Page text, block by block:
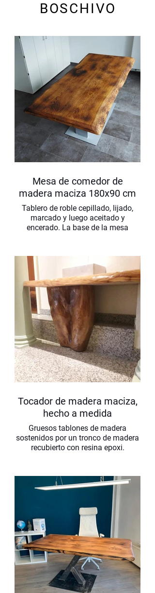
BOSCHIVO
Mesa de comedor de
madera maciza 180x90 cm
Tablero de roble cepillado, lijado,
marcado y luego aceitado y
encerado. La base de la mesa
y barnizadas.
Tocador de madera maciza,
hecho a medida
Gruesos tablones de madera
sostenidos por un tronco de madera
recubierto con resina epoxi.